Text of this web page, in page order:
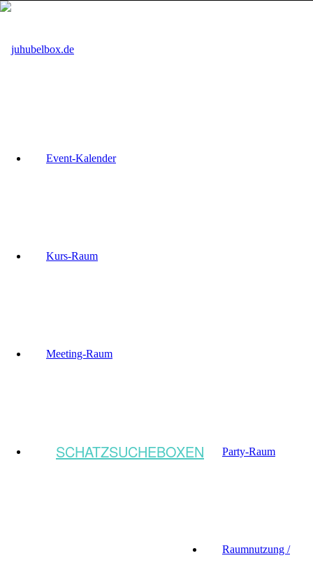
Event-Kalender
Kurs-Raum
Meeting-Raum
Party-Raum
SCHATZSUCHEBOXEN
Raumnutzung /